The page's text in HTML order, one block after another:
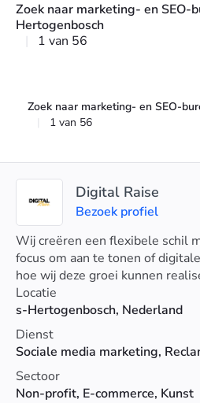
Zoek naar marketing- en SEO-
Hertogenbosch
1 van 56
Zoek naar marketing- en SEO-
1 van 56
Digital Raise
Bezoek profiel
Wij creëren een flexibele schil
focus om aan te tonen of
hoe wij deze groei kunnen
Locatie
s-Hertogenbosch, Nederland
Dienst
Sectoor
Non-profit, E-commerce, Kunst